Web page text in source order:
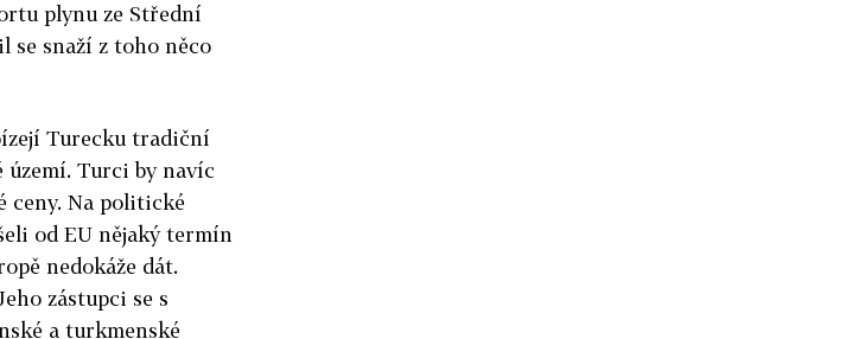
plynu ze Střední
se snaží z toho něco
Turecku tradiční
Turci by navíc
ceny. Na politické
od EU nějaký termín
nedokáže dát.
zástupci se s
a turkmenské